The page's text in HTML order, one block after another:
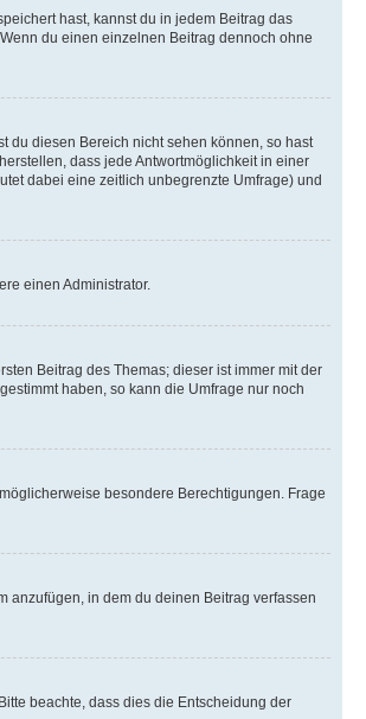
hast, kannst du in jedem Beitrag das
du einen einzelnen Beitrag dennoch ohne
du diesen Bereich nicht sehen können, so hast
dass jede Antwortmöglichkeit in einer
dabei eine zeitlich unbegrenzte Umfrage) und
einen Administrator.
Beitrag des Themas; dieser ist immer mit der
haben, so kann die Umfrage nur noch
besondere Berechtigungen. Frage
anzufügen, in dem du deinen Beitrag verfassen
beachte, dass dies die Entscheidung der